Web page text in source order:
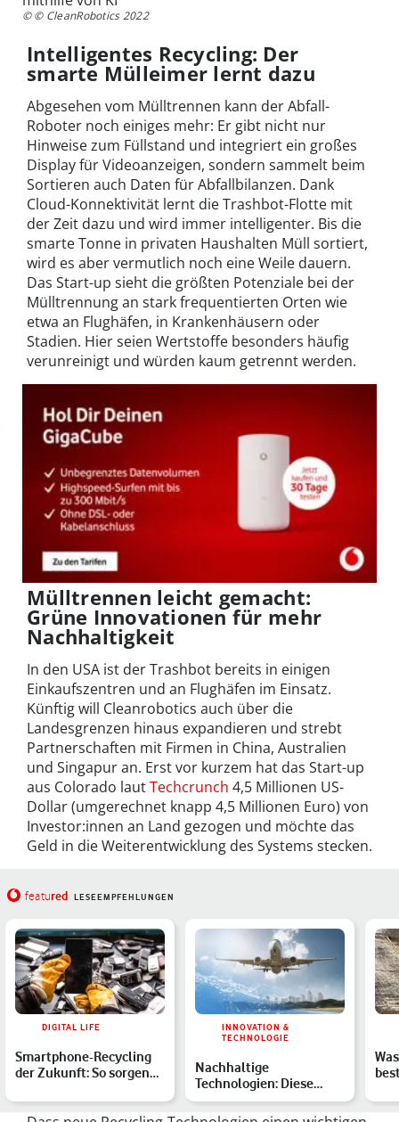
© © CleanRobotics 2022
Intelligentes Recycling: Der
smarte Mülleimer lernt dazu
Abgesehen vom Mülltrennen kann der Abfall-
Roboter noch einiges mehr: Er gibt nicht nur
Hinweise zum Füllstand und integriert ein großes
Display für Videoanzeigen, sondern sammelt beim
Sortieren auch Daten für Abfallbilanzen. Dank
Cloud-Konnektivität lernt die Trashbot-Flotte mit
der Zeit dazu und wird immer intelligenter. Bis die
smarte Tonne in privaten Haushalten Müll sortiert,
wird es aber vermutlich noch eine Weile dauern.
Das Start-up sieht die größten Potenziale bei der
Mülltrennung an stark frequentierten Orten wie
etwa an Flughäfen, in Krankenhäusern oder
Stadien. Hier seien Wertstoffe besonders häufig
verunreinigt und würden kaum getrennt werden.
Mülltrennen leicht gemacht:
Grüne Innovationen für mehr
Nachhaltigkeit
In den USA ist der Trashbot bereits in einigen
Einkaufszentren und an Flughäfen im Einsatz.
Künftig will Cleanrobotics auch über die
Landesgrenzen hinaus expandieren und strebt
Partnerschaften mit Firmen in China, Australien
und Singapur an. Erst vor kurzem hat das Start-up
aus Colorado lautTechcrunch 4,5 Millionen US-
Dollar (umgerechnet knapp 4,5 Millionen Euro) von
Investor:innen an Land gezogen und möchte das
Geld in die Weiterentwicklung des Systems stecken.
featured LESEEMPFEHLUNGEN
DIGITAL LIFE
Smartphone-Recycling
der Zukunft: So sorgen
INNOVATION &
TECHNOLOGIE
Nachhaltige
Technologien: Diese
Erfindungen schützen
Umwelt und K…